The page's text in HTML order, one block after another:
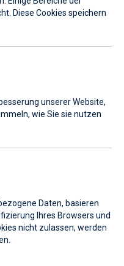
für das
dieser
Marke
viele Vorteile ohne
diesem Grund verfügt
zu einem wirklich
Diese Cookies speichern
unserer Website,
wie Sie sie nutzen
Daten, basieren
Ihres Browsers und
nicht zulassen, werden